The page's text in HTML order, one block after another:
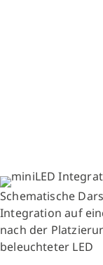
Schematische
Integration auf
nach der
beleuchteter LED